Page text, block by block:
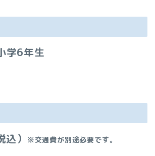
学6年生
） ※交通費が別途必要です。